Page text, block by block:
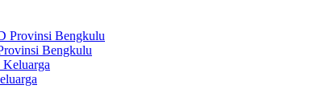
Bengkulu